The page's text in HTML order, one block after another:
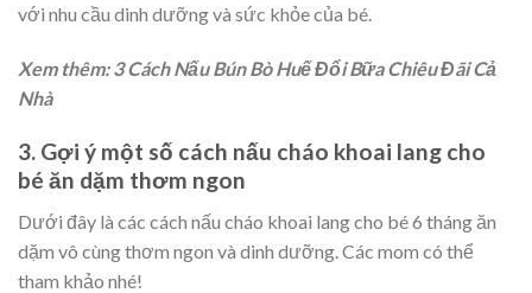
với nhu cầu dinh dưỡng và sức khỏe của bé.
Xem thêm: 3 Cách Nấu Bún Bò Huế Đổi Bữa Chiêu Đãi Cả
Nhà
3. Gợi ý một số cách nấu cháo khoai lang cho
bé ăn dặm thơm ngon
Dưới đây là các cách nấu cháo khoai lang cho bé 6 tháng ăn
dặm vô cùng thơm ngon và dinh dưỡng. Các mom có thể
tham khảo nhé!